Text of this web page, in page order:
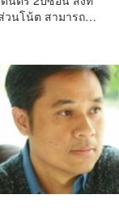
วนโน้ต สามารถ…